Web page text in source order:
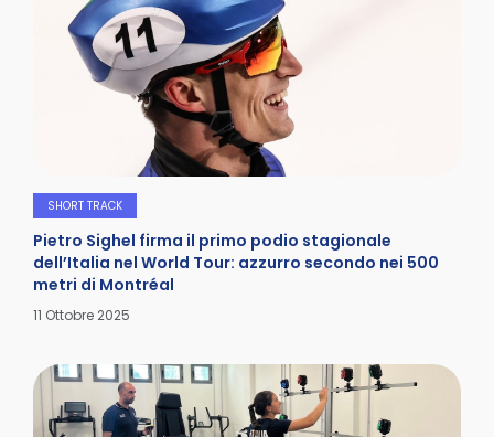
SHORT TRACK
Pietro Sighel firma il primo podio stagionale
dell’Italia nel World Tour: azzurro secondo nei 500
metri di Montréal
Dettagli
11 Ottobre 2025